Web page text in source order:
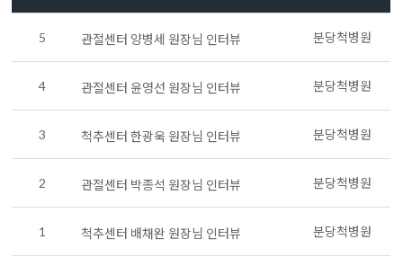
5 관절센터 양병세 원장님 인터뷰 분당척병원
4 관절센터 윤영선 원장님 인터뷰 분당척병원
3 척추센터 한광욱 원장님 인터뷰 분당척병원
2 관절센터 박종석 원장님 인터뷰 분당척병원
1 척추센터 배채완 원장님 인터뷰 분당척병원